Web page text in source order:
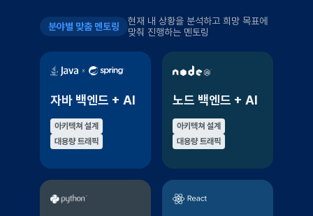
분야별 맞춤 멘토링
현재 내 상황을 분석하고 희망 목표에
맞춰 진행하는 멘토링
자바 백엔드 + AI
아키텍쳐 설계
대용량 트래픽
노드 백엔드 + AI
아키텍쳐 설계
대용량 트래픽